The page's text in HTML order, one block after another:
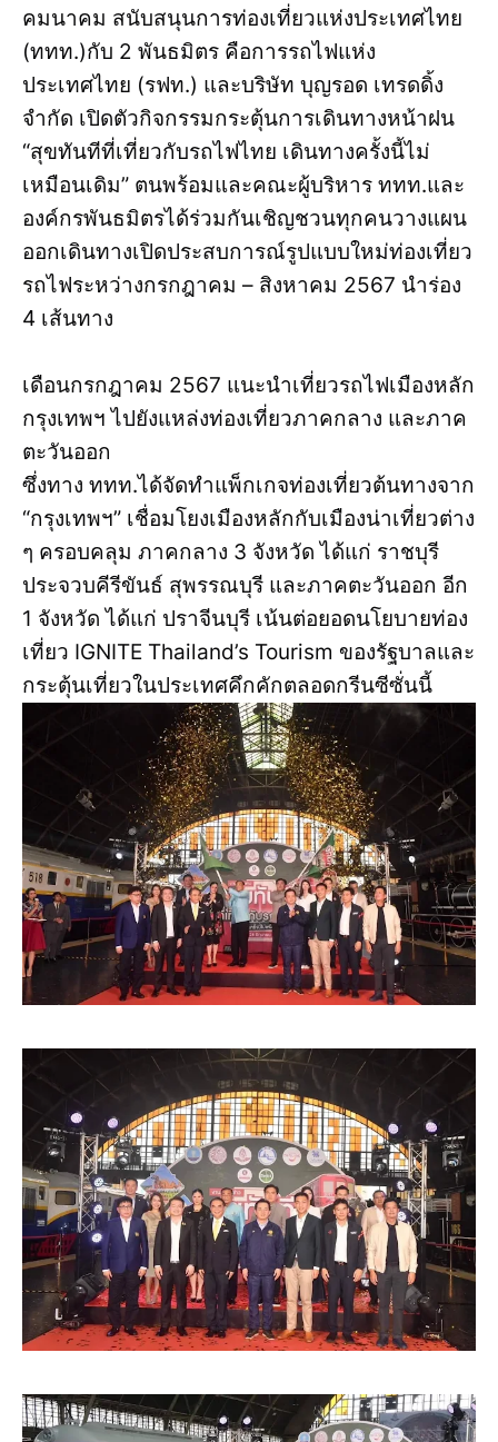
คมนาคม สนับสนุนการท่องเที่ยวแห่งประเทศไทย
(ททท.)กับ 2 พันธมิตร คือการรถไฟแห่ง
ประเทศไทย (รฟท.) และบริษัท บุญรอด เทรดดิ้ง
จำกัด เปิดตัวกิจกรรมกระตุ้นการเดินทางหน้าฝน
“สุขทันทีที่เที่ยวกับรถไฟไทย เดินทางครั้งนี้ไม่
เหมือนเดิม” ตนพร้อมและคณะผู้บริหาร ททท.และ
องค์กรพันธมิตรได้ร่วมกันเชิญชวนทุกคนวางแผน
ออกเดินทางเปิดประสบการณ์รูปแบบใหม่ท่องเที่ยว
รถไฟระหว่างกรกฎาคม – สิงหาคม 2567 นำร่อง
4 เส้นทาง
เดือนกรกฎาคม 2567 แนะนำเที่ยวรถไฟเมืองหลัก
กรุงเทพฯ ไปยังแหล่งท่องเที่ยวภาคกลาง และภาค
ตะวันออก
ซึ่งทาง ททท.ได้จัดทำแพ็กเกจท่องเที่ยวต้นทางจาก
“กรุงเทพฯ” เชื่อมโยงเมืองหลักกับเมืองน่าเที่ยวต่าง
ๆ ครอบคลุม ภาคกลาง 3 จังหวัด ได้แก่ ราชบุรี
ประจวบคีรีขันธ์ สุพรรณบุรี และภาคตะวันออก อีก
1 จังหวัด ได้แก่ ปราจีนบุรี เน้นต่อยอดนโยบายท่อง
เที่ยว IGNITE Thailand’s Tourism ของรัฐบาลและ
กระตุ้นเที่ยวในประเทศคึกคักตลอดกรีนซีซั่นนี้